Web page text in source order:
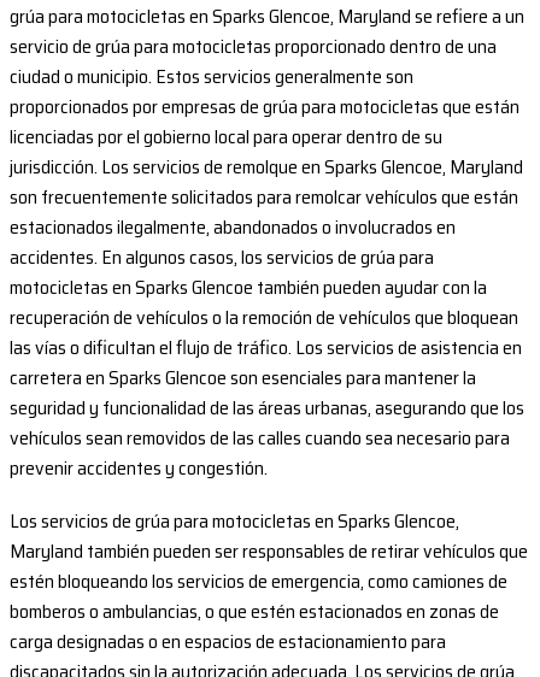
grúa para motocicletas en Sparks Glencoe, Maryland se refiere a un
servicio de grúa para motocicletas proporcionado dentro de una
ciudad o municipio. Estos servicios generalmente son
proporcionados por empresas de grúa para motocicletas que están
licenciadas por el gobierno local para operar dentro de su
jurisdicción. Los servicios de remolque en Sparks Glencoe, Maryland
son frecuentemente solicitados para remolcar vehículos que están
estacionados ilegalmente, abandonados o involucrados en
accidentes. En algunos casos, los servicios de grúa para
motocicletas en Sparks Glencoe también pueden ayudar con la
recuperación de vehículos o la remoción de vehículos que bloquean
las vías o dificultan el flujo de tráfico. Los servicios de asistencia en
carretera en Sparks Glencoe son esenciales para mantener la
seguridad y funcionalidad de las áreas urbanas, asegurando que los
vehículos sean removidos de las calles cuando sea necesario para
prevenir accidentes y congestión.
Los servicios de grúa para motocicletas en Sparks Glencoe,
Maryland también pueden ser responsables de retirar vehículos que
estén bloqueando los servicios de emergencia, como camiones de
bomberos o ambulancias, o que estén estacionados en zonas de
carga designadas o en espacios de estacionamiento para